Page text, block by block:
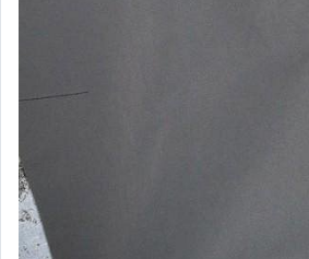
├ 女．童．排 汗 褲 / 裙 - 春夏
├ 女．風 衣．外 套
├ 女．童．保 暖 衣